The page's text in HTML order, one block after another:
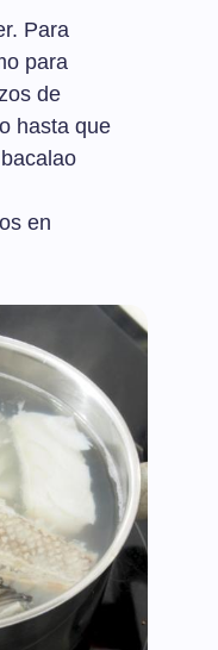
Para
para
de
hasta que
en